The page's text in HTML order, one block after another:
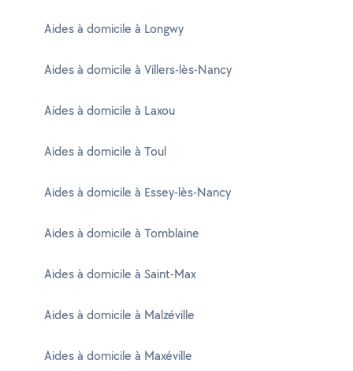
Aides à domicile à Longwy
Aides à domicile à Villers-lès-Nancy
Aides à domicile à Laxou
Aides à domicile à Toul
Aides à domicile à Essey-lès-Nancy
Aides à domicile à Tomblaine
Aides à domicile à Saint-Max
Aides à domicile à Malzéville
Aides à domicile à Maxéville